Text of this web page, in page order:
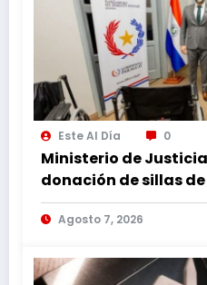
Este Al Día 0
Ministerio de
donación de sillas
internos vulnerables
Agosto 7, 2026